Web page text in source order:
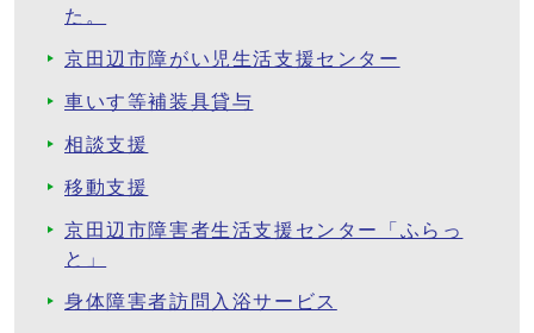
た。
京田辺市障がい児生活支援センター
車いす等補装具貸与
相談支援
移動支援
京田辺市障害者生活支援センター「ふらっ
と」
身体障害者訪問入浴サービス